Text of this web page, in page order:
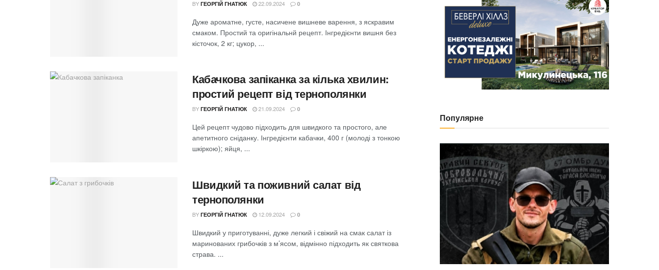
BY ГЕОРГІЙ ГНАТЮК 22.09.2024 0
Дуже ароматне, густе, насичене вишневе варення, з яскравим
смаком. Простий та оригінальнй рецепт. Інгредієнти вишня без
кісточок, 2 кг; цукор, ...
Кабачкова запіканка за кілька хвилин:
простий рецепт від тернополянки
BY ГЕОРГІЙ ГНАТЮК 21.09.2024 0
Цей рецепт чудово підходить для швидкого та простого, але
апетитного сніданку. Інгредієнти кабачки, 400 г (молоді з тонкою
шкіркою); яйця, ...
Швидкий та поживний салат від
тернополянки
BY ГЕОРГІЙ ГНАТЮК 12.09.2024 0
Швидкий у приготуванні, дуже легкий і свіжий на смак салат із
маринованих грибочків з м’ясом, відмінно підходить як святкова
страва. ...
Популярне